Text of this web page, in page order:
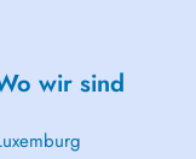
wir sind